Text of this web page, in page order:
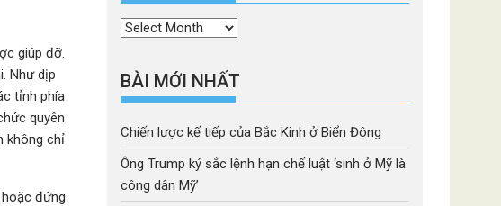
giúp đỡ.
Như dịp
tỉnh phía
quyên
không chỉ
đứng
Thời
BÀI MỚI NHẤT
Chiến lược kế tiếp của Bắc Kinh ở Biển Đông
Ông Trump ký sắc lệnh hạn chế luật ‘sinh ở Mỹ là
công dân Mỹ’